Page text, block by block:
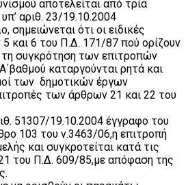
αποτελείται από τρία
αριθ. 23/19.10.2004
σημειώνεται ότι οι ειδικές
και 6 του Π.Δ. 171/87 πού ορίζουν
συγκρότηση των επιτροπών
καταργούνται ρητά και
των δημοτικών έργων
των άρθρων 21 και 22 του
51307/19.10.2004 έγγραφο του
103 του ν.3463/06,η επιτροπή
και συγκροτείται κατά τις
του Π.Δ. 609/85,με απόφαση της